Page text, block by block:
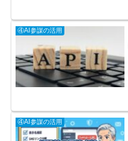
④AI参謀の活用
④AI参謀の活用